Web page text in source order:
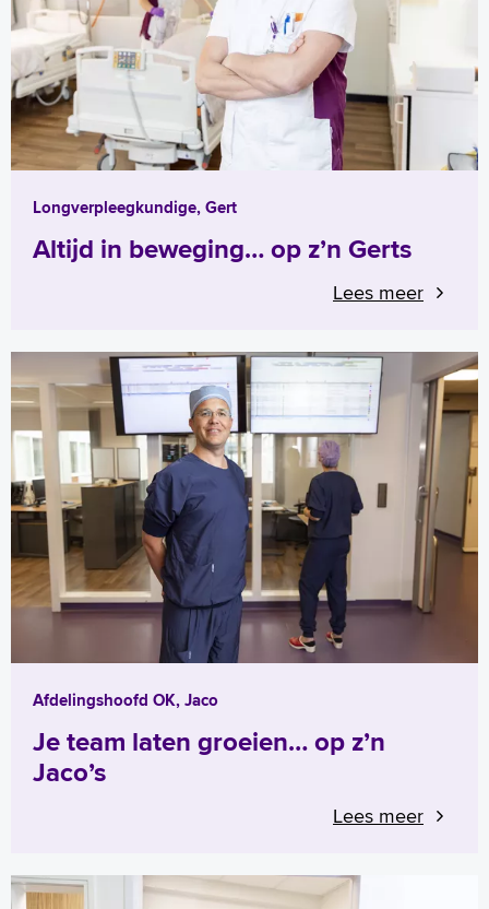
Longverpleegkundige, Gert
Altijd in beweging… op z’n Gerts
Lees meer
Afdelingshoofd OK, Jaco
Je team laten groeien… op z’n
Jaco’s
Lees meer